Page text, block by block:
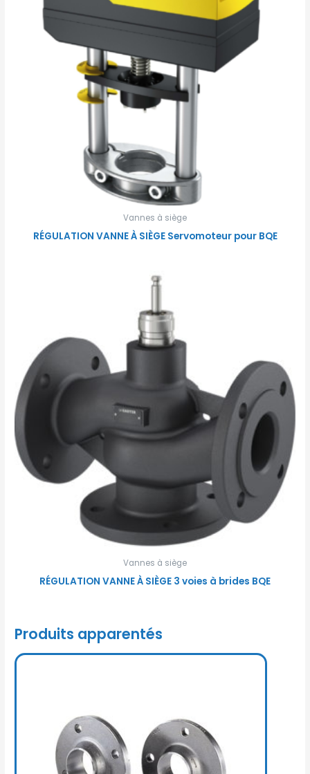
Vannes à siège
RÉGULATION VANNE À SIÈGE Servomoteur pour BQE
Vannes à siège
RÉGULATION VANNE À SIÈGE 3 voies à brides BQE
Produits apparentés